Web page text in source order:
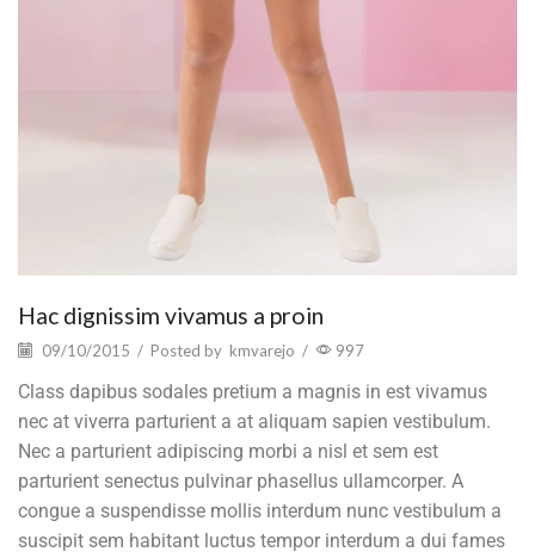
Hac dignissim vivamus a proin
09/10/2015 / Posted by kmvarejo / 997
Class dapibus sodales pretium a magnis in est vivamus
nec at viverra parturient a at aliquam sapien vestibulum.
Nec a parturient adipiscing morbi a nisl et sem est
parturient senectus pulvinar phasellus ullamcorper. A
congue a suspendisse mollis interdum nunc vestibulum a
suscipit sem habitant luctus tempor interdum a dui fames